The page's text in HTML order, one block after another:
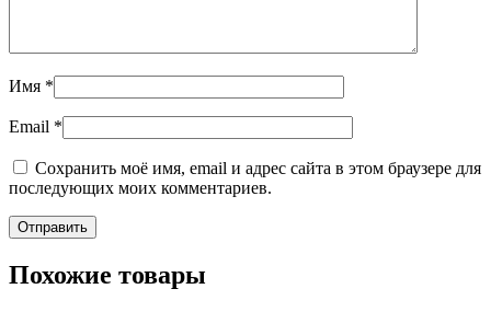
Имя *
Email *
Сохранить моё имя, email и адрес сайта в этом браузере для
последующих моих комментариев.
Похожие товары